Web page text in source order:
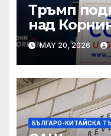
Тръмп
над
Тексас в
подкрепа
MAY 20, 2026
БЪЛГАРО-КИТАЙСКА